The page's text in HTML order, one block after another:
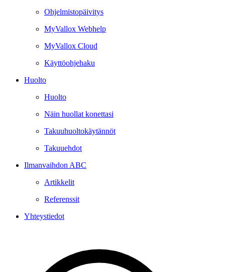
Ohjelmistopäivitys
MyVallox Webhelp
MyVallox Cloud
Käyttöohjehaku
Huolto
Huolto
Näin huollat konettasi
Takuuhuoltokäytännöt
Takuuehdot
Ilmanvaihdon ABC
Artikkelit
Referenssit
Yhteystiedot